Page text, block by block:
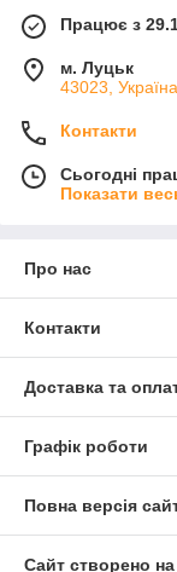
Працює з
м. Луцьк
43023,
Контакти
Сьогодні
Показати
Про нас
Контакти
Доставка та
Графік роботи
Повна версія
Сайт створено на